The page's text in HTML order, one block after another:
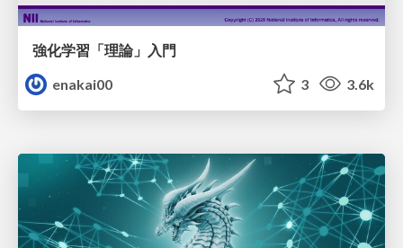
強化学習「理論」入門
enakai00
3 3.6k